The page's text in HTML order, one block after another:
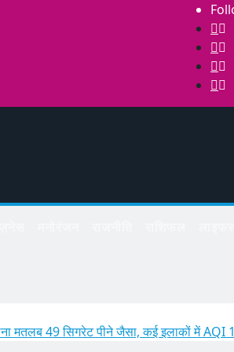
मतलब 49 सिगरेट पीने जैसा, कई इलाकों में AQI